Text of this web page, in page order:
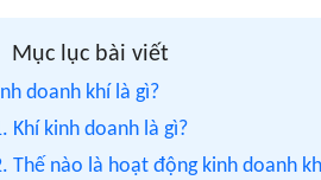
Mục lục bài viết
doanh khí là gì?
Khí kinh doanh là gì?
Thế nào là hoạt động kinh doanh